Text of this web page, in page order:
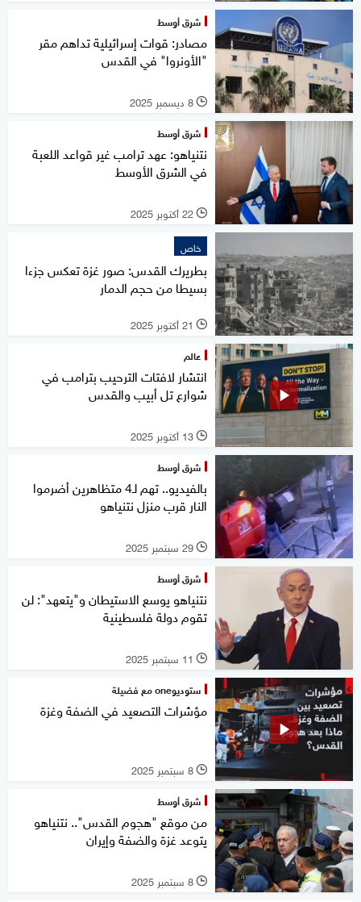
شرق أوسط
مصادر: قوات إسرائيلية تداهم مقر
"الأونروا" في القدس
l 8 ديسمبر 2025
شرق أوسط
نتنياهو: عهد ترامب غير قواعد اللعبة
في الشرق الأوسط
l 22 أكتوبر 2025
خاص
بطريرك القدس: صور غزة تعكس جزءا
بسيطا من حجم الدمار
l 21 أكتوبر 2025
عالم
انتشار لافتات الترحيب بترامب في
شوارع تل أبيب والقدس
l 13 أكتوبر 2025
شرق أوسط
بالفيديو.. تهم لـ4 متظاهرين أضرموا
النار قرب منزل نتنياهو
l 29 سبتمبر 2025
شرق أوسط
نتنياهو يوسع الاستيطان و"يتعهد": لن
تقوم دولة فلسطينية
l 11 سبتمبر 2025
ستوديوone مع فضيلة
مؤشرات التصعيد في الضفة وغزة
l 8 سبتمبر 2025
شرق أوسط
من موقع "هجوم القدس".. نتنياهو
يتوعد غزة والضفة وإيران
l 8 سبتمبر 2025